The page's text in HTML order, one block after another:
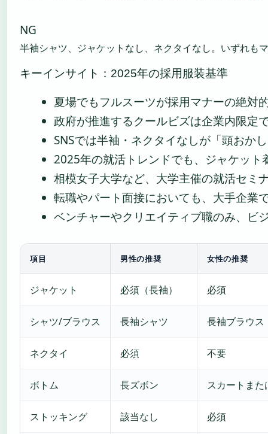
NG
半袖シャツ、ジャケットなし、ネクタイなし。いずれも
キーインサイト：2025年の採用服装基準
夏場でもフルスーツが採用マナーの絶対
政府が推進するクールビズは企業内限定
SNSでは半袖・ネクタイなしが「頭おか
2025年の就活トレンドでも、ジャケット
相模女子大学など、大学主催の就活セミ
転職やパート面接においても、大手企業
ベンチャーやクリエイティブ職のみ、ビ
項目 男性の推奨 女性の推奨
ジャケット 必須（長袖） 必須
シャツ/ブラウス 長袖シャツ 長袖ブラウス
ネクタイ 必須 不要
ボトム 長ズボン スカートま
ストッキング 該当なし 必須